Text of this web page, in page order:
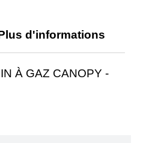
d'informations
À GAZ CANOPY -